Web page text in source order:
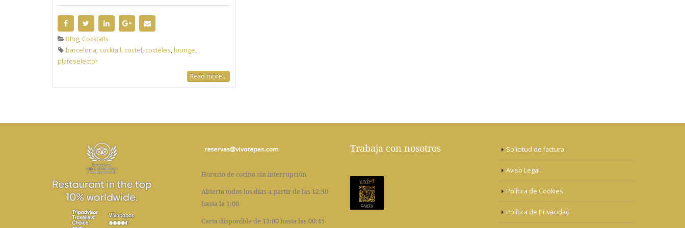
Blog, Cocktails
barcelona, cocktail, coctel, cocteles, lounge,
plateselector
Read more...
Horario de cocina sin interrupción
Abierto todos los días a partir de las 12:30
hasta la 1:00
Carta disponible de 13:00 hasta las 00:45
Trabaja con nosotros Solicitud de factura
Aviso Legal
Política de Cookies
Política de Privacidad